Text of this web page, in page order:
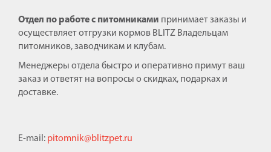
Отдел по работе с питомниками принимает заказы и
осуществляет отгрузки кормов BLITZ Владельцам
питомников, заводчикам и клубам.
Менеджеры отдела быстро и оперативно примут ваш
заказ и ответят на вопросы о скидках, подарках и
доставке.
E-mail: pitomnik@blitzpet.ru